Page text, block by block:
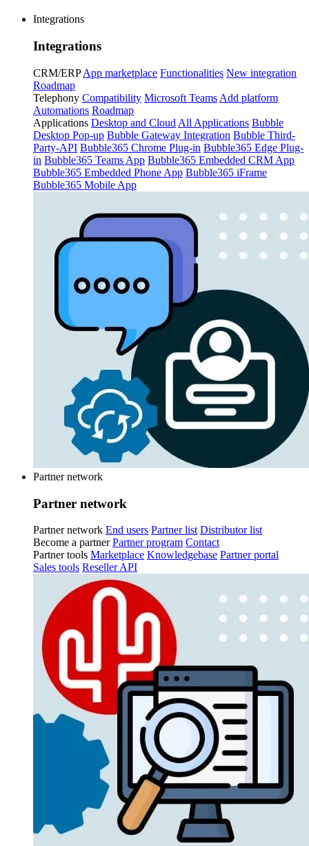
Integrations
Integrations
CRM/ERP App marketplace Functionalities New integration
Roadmap
Telephony Compatibility Microsoft Teams Add platform
Automations Roadmap
Applications Desktop and Cloud All Applications Bubble
Desktop Pop-up Bubble Gateway Integration Bubble Third-
Party-API Bubble365 Chrome Plug-in Bubble365 Edge Plug-
in Bubble365 Teams App Bubble365 Embedded CRM App
Bubble365 Embedded Phone App Bubble365 iFrame
Bubble365 Mobile App
Partner network
Partner network
Partner network End users Partner list Distributor list
Become a partner Partner program Contact
Partner tools Marketplace Knowledgebase Partner portal
Sales tools Reseller API